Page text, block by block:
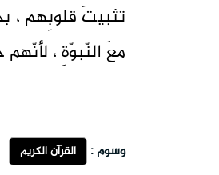
تثبيتَ قلوبِهم ،
معَ النّبوّةِ ،
وسوم : القرآن الكريم